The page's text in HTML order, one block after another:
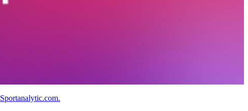
Sportanalytic.com.